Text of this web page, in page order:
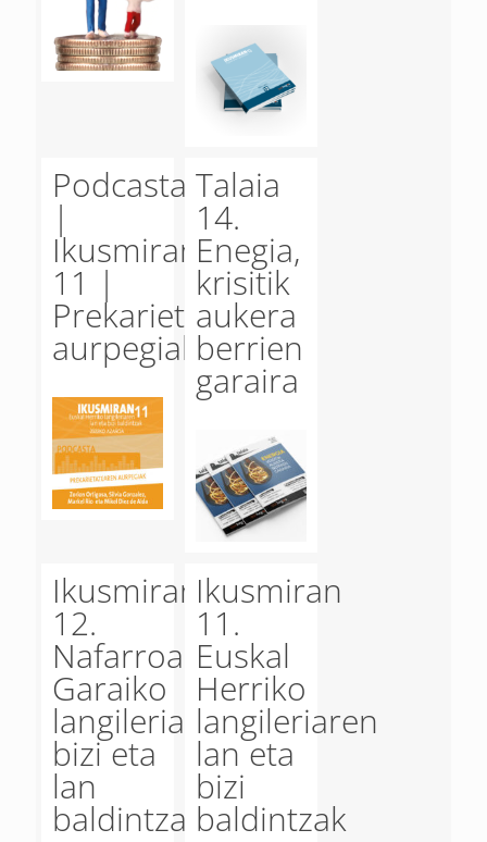
Podcasta
|
Ikusmiran
11 |
Prekarietatearen
aurpegiak
Talaia
14.
Enegia,
krisitik
aukera
berrien
garaira
Ikusmiran
12.
Nafarroa
Garaiko
langileriaren
bizi eta
lan
baldintzak
Ikusmiran
11.
Euskal
Herriko
langileriaren
lan eta
bizi
baldintzak